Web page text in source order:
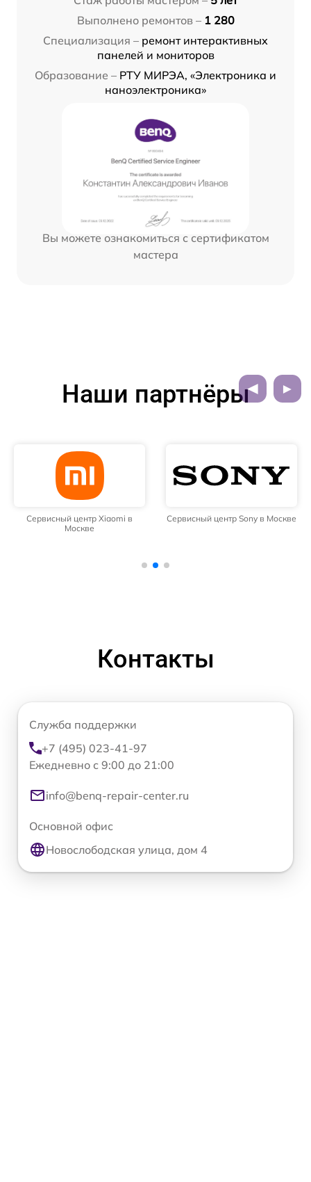
Выполнено ремонтов – 1 280
Специализация – ремонт интерактивных
панелей и мониторов
Образование – РТУ МИРЭА, «Электроника и
наноэлектроника»
Вы можете ознакомиться с сертификатом
мастера
Наши партнёры
Сервисный центр Xiaomi в
Москве
Сервисный центр Sony в Москве
Контакты
Служба поддержки
+7 (495) 023-41-97
Ежедневно с 9:00 до 21:00
info@benq-repair-center.ru
Основной офис
Новослободская улица, дом 4